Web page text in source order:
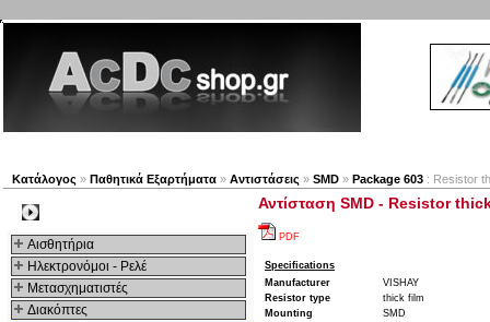
Κατάλογος » Παθητικά Εξαρτήματα » Αντιστάσεις » SMD » Package 603 : Resistor
Αισθητήρια
Ηλεκτρονόμοι - Ρελέ
Μετασχηματιστές
Διακόπτες
Αντίσταση SMD - Resistor
PDF
Specifications
Manufacturer
VISHAY
Resistor type
thick film
Mounting
SMD